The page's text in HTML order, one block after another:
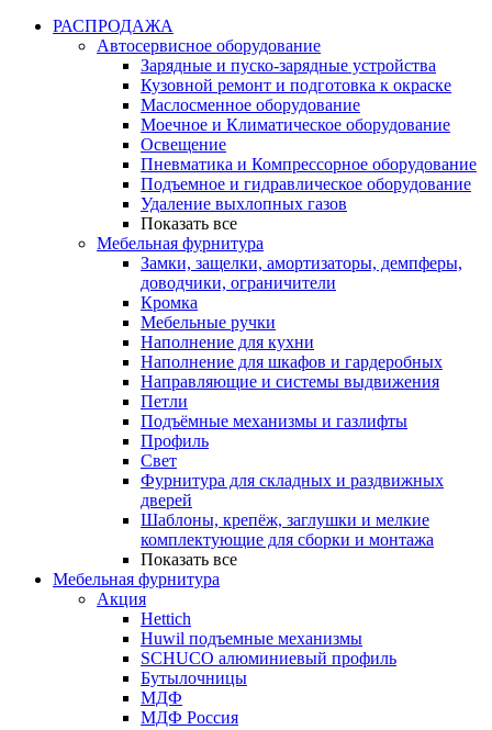
РАСПРОДАЖА
Автосервисное оборудование
Зарядные и пуско-зарядные устройства
Кузовной ремонт и подготовка к окраске
Маслосменное оборудование
Моечное и Климатическое оборудование
Освещение
Пневматика и Компрессорное оборудование
Подъемное и гидравлическое оборудование
Удаление выхлопных газов
Показать все
Мебельная фурнитура
Замки, защелки, амортизаторы, демпферы,
доводчики, ограничители
Кромка
Мебельные ручки
Наполнение для кухни
Наполнение для шкафов и гардеробных
Направляющие и системы выдвижения
Петли
Подъёмные механизмы и газлифты
Профиль
Свет
Фурнитура для складных и раздвижных
дверей
Шаблоны, крепёж, заглушки и мелкие
комплектующие для сборки и монтажа
Показать все
Мебельная фурнитура
Акция
Hettich
Huwil подъемные механизмы
SCHUCO алюминиевый профиль
Бутылочницы
МДФ
МДФ Россия